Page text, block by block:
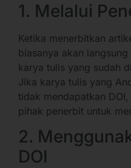
1. Melalui
Ketika menerbitkan
biasanya akan
karya tulis yang sudah
Jika karya tulis yang
tidak mendapatkan
pihak penerbit untuk
2.
DOI